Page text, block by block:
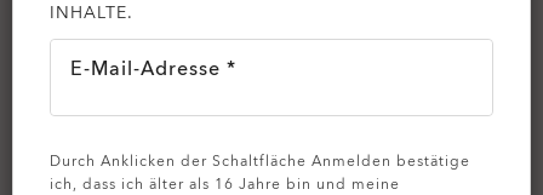
INHALTE.
E-Mail-Adresse *
Durch Anklicken der Schaltfläche Anmelden bestätige
ich, dass ich älter als 16 Jahre bin und meine